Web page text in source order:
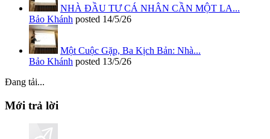
NHÀ ĐẦU TƯ CÁ NHÂN CẦN MỘT LA...
Bảo Khánh posted 14/5/26
Một Cuộc Gặp, Ba Kịch Bản: Nhà...
Bảo Khánh posted 13/5/26
Đang tải...
Mới trả lời